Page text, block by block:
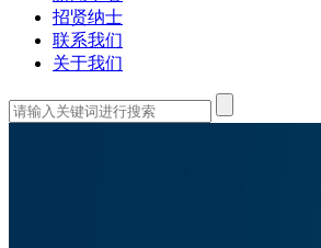
招贤纳士
联系我们
关于我们